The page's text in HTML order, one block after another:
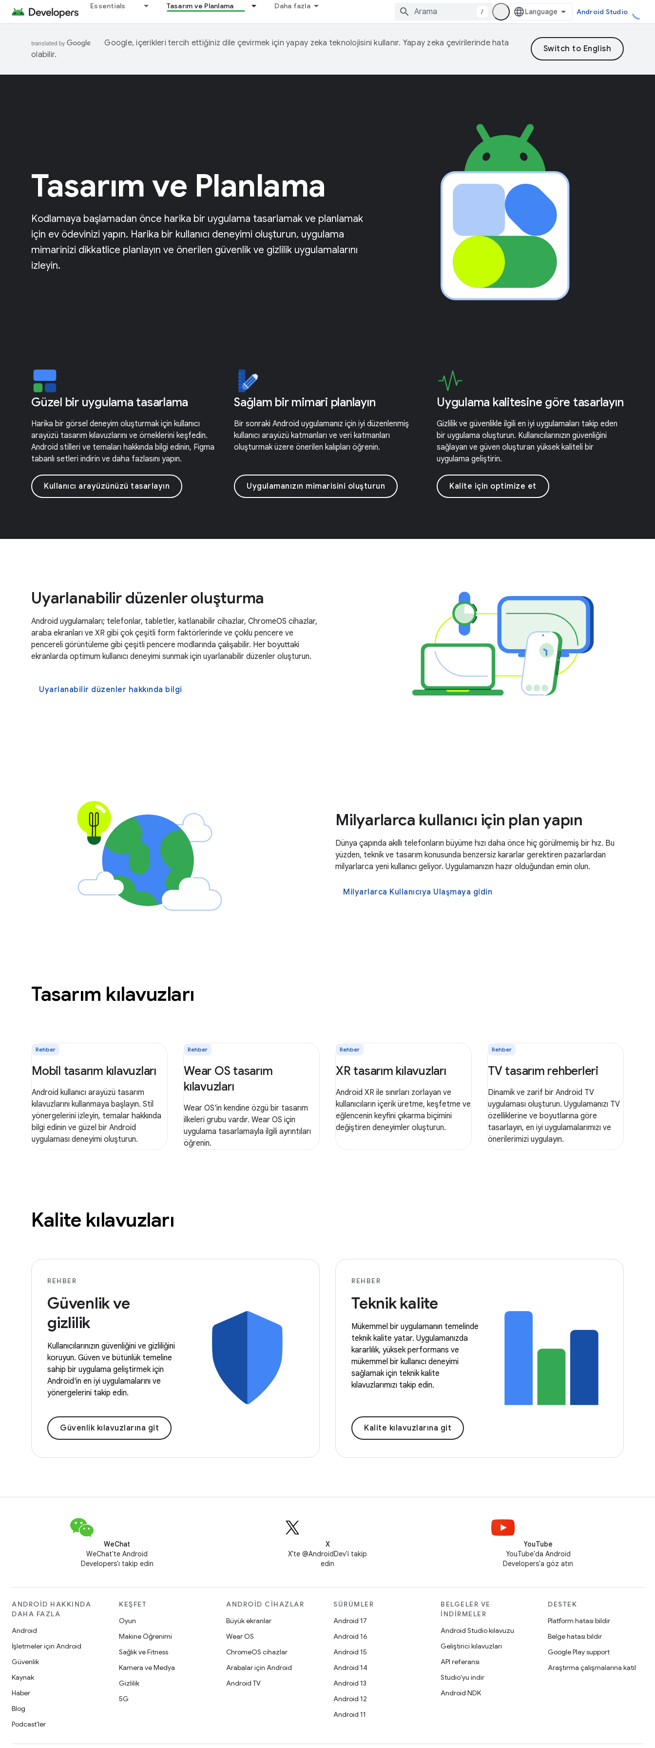
Essentials Tasarım ve Planlama Daha fazla
/ Android Studio
Google, içerikleri tercih ettiğiniz dile çevirmek için yapay zeka teknolojisini kullanır. Yapay zeka çevirilerinde hata
olabilir.
Tasarım ve Planlama
Kodlamaya başlamadan önce harika bir uygulama tasarlamak ve planlamak
için ev ödevinizi yapın. Harika bir kullanıcı deneyimi oluşturun, uygulama
mimarinizi dikkatlice planlayın ve önerilen güvenlik ve gizlilik uygulamalarını
izleyin.
Güzel bir uygulama tasarlama
Harika bir görsel deneyim oluşturmak için kullanıcı
arayüzü tasarım kılavuzlarını ve örneklerini keşfedin.
Android stilleri ve temaları hakkında bilgi edinin, Figma
tabanlı setleri indirin ve daha fazlasını yapın.
Kullanıcı arayüzünüzü tasarlayın
Sağlam bir mimari planlayın
Bir sonraki Android uygulamanız için iyi düzenlenmiş
kullanıcı arayüzü katmanları ve veri katmanları
oluşturmak üzere önerilen kalıpları öğrenin.
Uygulamanızın mimarisini oluşturun
Uygulama kalitesine göre tasarlayın
Gizlilik ve güvenlikle ilgili en iyi uygulamaları takip eden
bir uygulama oluşturun. Kullanıcılarınızın güvenliğini
sağlayan ve güven oluşturan yüksek kaliteli bir
uygulama geliştirin.
Kalite için optimize et
Uyarlanabilir düzenler oluşturma
Android uygulamaları; telefonlar, tabletler, katlanabilir cihazlar, ChromeOS cihazlar,
araba ekranları ve XR gibi çok çeşitli form faktörlerinde ve çoklu pencere ve
pencereli görüntüleme gibi çeşitli pencere modlarında çalışabilir. Her boyuttaki
ekranlarda optimum kullanıcı deneyimi sunmak için uyarlanabilir düzenler oluşturun.
Uyarlanabilir düzenler hakkında bilgi
Milyarlarca kullanıcı için plan yapın
Dünya çapında akıllı telefonların büyüme hızı daha önce hiç görülmemiş bir hız. Bu
yüzden, teknik ve tasarım konusunda benzersiz kararlar gerektiren pazarlardan
milyarlarca yeni kullanıcı geliyor. Uygulamanızın hazır olduğundan emin olun.
Milyarlarca Kullanıcıya Ulaşmaya gidin
Tasarım kılavuzları
Rehber
Mobil tasarım kılavuzları
Android kullanıcı arayüzü tasarım
kılavuzlarını kullanmaya başlayın. Stil
yönergelerini izleyin, temalar hakkında
bilgi edinin ve güzel bir Android
uygulaması deneyimi oluşturun.
Rehber
Wear OS tasarım
kılavuzları
Wear OS'in kendine özgü bir tasarım
ilkeleri grubu vardır. Wear OS için
uygulama tasarlamayla ilgili ayrıntıları
öğrenin.
Rehber
XR tasarım kılavuzları
Android XR ile sınırları zorlayan ve
kullanıcıların içerik üretme, keşfetme ve
eğlencenin keyfini çıkarma biçimini
değiştiren deneyimler oluşturun.
Rehber
TV tasarım rehberleri
Dinamik ve zarif bir Android TV
uygulaması oluşturun. Uygulamanızı TV
özelliklerine ve boyutlarına göre
tasarlayın, en iyi uygulamalarımızı ve
önerilerimizi uygulayın.
Kalite kılavuzları
REHBER
Güvenlik ve
gizlilik
Kullanıcılarınızın güvenliğini ve gizliliğini
koruyun. Güven ve bütünlük temeline
sahip bir uygulama geliştirmek için
Android'in en iyi uygulamalarını ve
yönergelerini takip edin.
Güvenlik kılavuzlarına git
REHBER
Teknik kalite
Mükemmel bir uygulamanın temelinde
teknik kalite yatar. Uygulamanızda
kararlılık, yüksek performans ve
mükemmel bir kullanıcı deneyimi
sağlamak için teknik kalite
kılavuzlarımızı takip edin.
Kalite kılavuzlarına git
WeChat
WeChat'te Android
Developers'ı takip edin
X
X'te @AndroidDev'i takip
edin
YouTube
YouTube'da Android
Developers'a göz atın
ANDROID HAKKINDA
DAHA FAZLA
Android
İşletmeler için Android
Güvenlik
Kaynak
Haber
Blog
Podcast'ler
KEŞFET
Oyun
Makine Öğrenimi
Sağlık ve Fitness
Kamera ve Medya
Gizlilik
5G
ANDROID CIHAZLAR
Büyük ekranlar
Wear OS
ChromeOS cihazlar
Arabalar için Android
Android TV
SÜRÜMLER
Android 17
Android 16
Android 15
Android 14
Android 13
Android 12
Android 11
BELGELER VE
İNDIRMELER
Android Studio kılavuzu
Geliştirici kılavuzları
API referansı
Studio'yu indir
Android NDK
DESTEK
Platform hatası bildir
Belge hatası bildir
Google Play support
Araştırma çalışmalarına katıl